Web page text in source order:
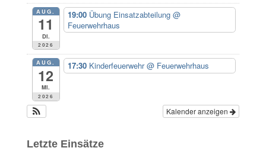
:
AUG.
11
Di.
2026
19:00 Übung Einsatzabteilung @
Feuerwehrhaus
AUG.
12
Mi.
2026
17:30 Kinderfeuerwehr@ Feuerwehrhaus
Kalender anzeigen
Letzte Einsätze